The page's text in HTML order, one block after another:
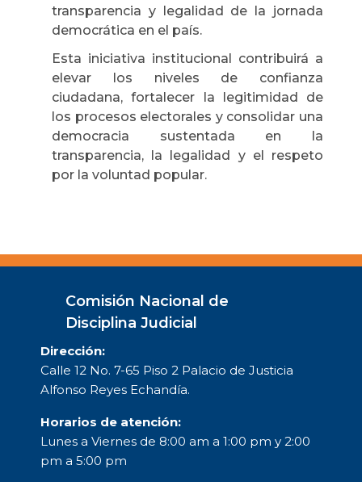
transparencia y legalidad de la jornada
democrática en el país.
Esta iniciativa institucional contribuirá a
elevar los niveles de confianza
ciudadana, fortalecer la legitimidad de
los procesos electorales y consolidar una
democracia sustentada en la
transparencia, la legalidad y el respeto
por la voluntad popular.
Comisión Nacional de
Disciplina Judicial
Dirección:
Calle 12 No. 7-65 Piso 2 Palacio de Justicia
Alfonso Reyes Echandía.
Horarios de atención:
Lunes a Viernes de 8:00 am a 1:00 pm y 2:00
pm a 5:00 pm